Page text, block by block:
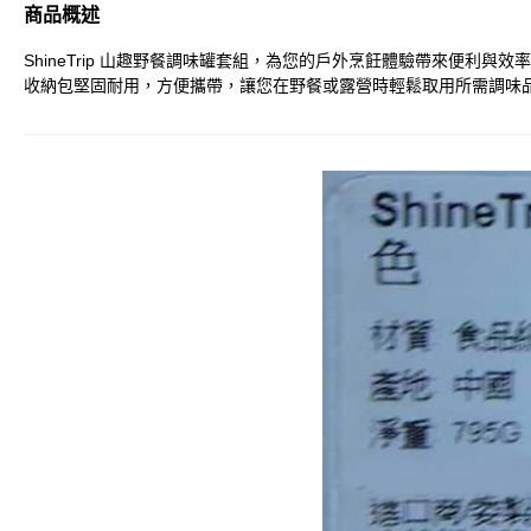
商品概述
ShineTrip 山趣野餐調味罐套組，為您的戶外烹飪體驗帶來便利與效
收納包堅固耐用，方便攜帶，讓您在野餐或露營時輕鬆取用所需調